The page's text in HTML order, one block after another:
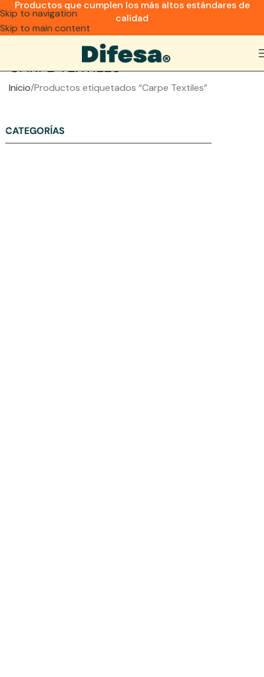
Skip to navigation
Skip to main content
CARPE TEXTILES
Inicio Productos etiquetados “Carpe Textiles”
CATEGORÍAS
Productos que cumplen los más altos estándares de
calidad